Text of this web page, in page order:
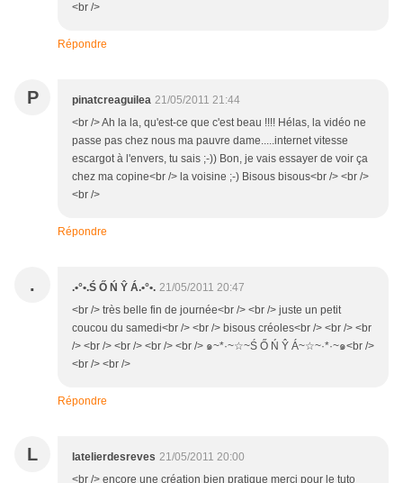
<br />
Répondre
P pinatcreaguilea 21/05/2011 21:44
<br /> Ah la la, qu'est-ce que c'est beau !!!! Hélas, la vidéo ne
passe pas chez nous ma pauvre dame.....internet vitesse
escargot à l'envers, tu sais ;-)) Bon, je vais essayer de voir ça
chez ma copine<br /> la voisine ;-) Bisous bisous<br /> <br />
<br />
Répondre
. .•°•.Ś Ő Ń Ŷ Á.•°•. 21/05/2011 20:47
<br /> très belle fin de journée<br /> <br /> juste un petit
coucou du samedi<br /> <br /> bisous créoles<br /> <br /> <br
/> <br /> <br /> <br /> <br /> ๑~*·~☆~Ś Ő Ń Ŷ Á~☆~·*·~๑<br />
<br /> <br />
Répondre
L latelierdesreves 21/05/2011 20:00
<br /> encore une création bien pratique merci pour le tuto